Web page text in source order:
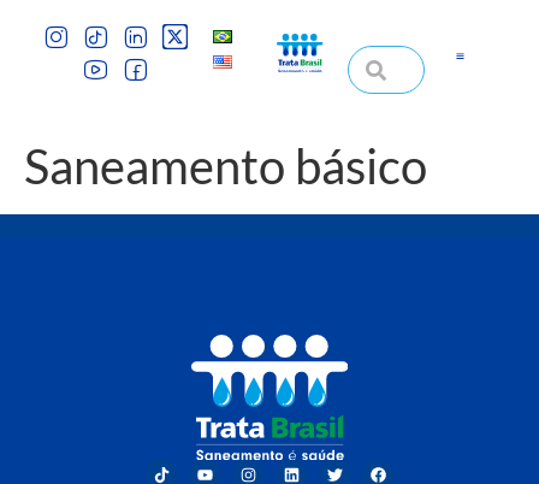
Saneamento básico